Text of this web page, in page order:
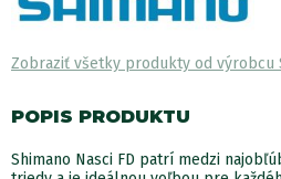
Zobraziť všetky produkty od výrobcu
POPIS PRODUKTU
Shimano Nasci FD patrí medzi